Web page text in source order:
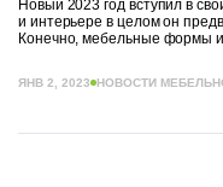
Новый 2023 год вступил в
и интерьере в целом он
Конечно, мебельные формы
ЯНВ 2, 2023 НОВОСТИ